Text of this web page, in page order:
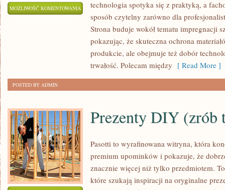
MOŻLIWOŚĆ KOMENTOWANIA PROJEKTOWANIE
PLANOWANIE
PRAC
technologia spotyka się z praktyką, a
sposób czytelny zarówno dla
Strona buduje wokół tematu impregnacji
pokazując, że skuteczna ochrona
produkcie, ale obejmuje też dobór
trwałość. Polecam między [ Read More ]
POSTED BY ADMIN
Prezenty DIY (zrób
Pasotti to wyrafinowana witryna, która
premium upominków i pokazuje, że
znacznie więcej niż tylko przedmiotem.
które szukają inspiracji na oryginalne